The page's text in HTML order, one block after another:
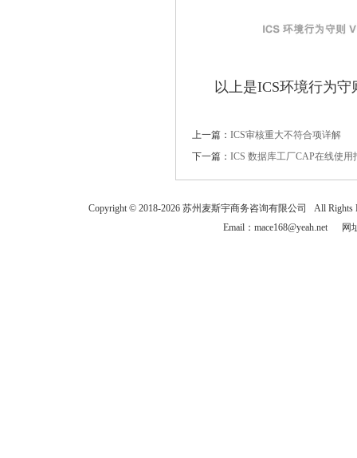
以上是ICS环境行为
上一篇： ICS审核重大不符合项详解
下一篇： ICS 数据库工厂CAP在线使用
Copyright © 2018-2026 苏州麦斯宇商务咨询有限公司 All
Email：mace168@yeah.net